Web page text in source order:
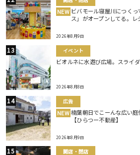
NEW ビバモール寝屋川につく
ス」がオープンしてる。
2026年8月9日
イベント
ビオルネに水遊び広場。スライ
2026年8月8日
広告
NEW 楠葉朝日でこーんな広い
【ひらつー不動産】
2026年8月9日
開店・閉店